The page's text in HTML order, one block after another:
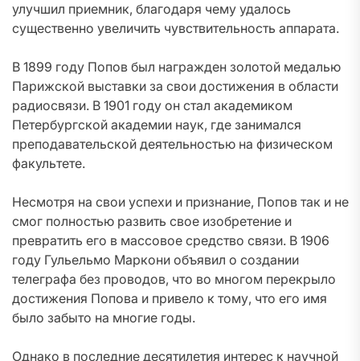
улучшил приемник, благодаря чему удалось
существенно увеличить чувствительность аппарата.
В 1899 году Попов был награжден золотой медалью
Парижской выставки за свои достижения в области
радиосвязи. В 1901 году он стал академиком
Петербургской академии наук, где занимался
преподавательской деятельностью на физическом
факультете.
Несмотря на свои успехи и признание, Попов так и не
смог полностью развить свое изобретение и
превратить его в массовое средство связи. В 1906
году Гульельмо Маркони объявил о создании
телеграфа без проводов, что во многом перекрыло
достижения Попова и привело к тому, что его имя
было забыто на многие годы.
Однако в последние десятилетия интерес к научной